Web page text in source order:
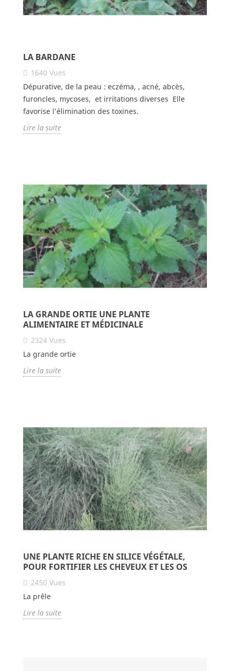
LA BARDANE
1640 Vues
Dépurative, de la peau : eczéma, , acné, abcès,
furoncles, mycoses, et irritations diverses Elle
favorise l’élimination des toxines.
Lire la suite
LA GRANDE ORTIE UNE PLANTE
ALIMENTAIRE ET MÉDICINALE
2324 Vues
La grande ortie
Lire la suite
UNE PLANTE RICHE EN SILICE VÉGÉTALE,
POUR FORTIFIER LES CHEVEUX ET LES OS
2450 Vues
La prêle
Lire la suite